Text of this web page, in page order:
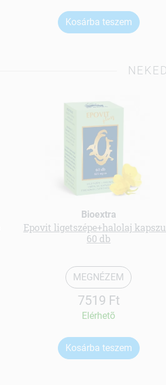
Kosárba teszem
Bioextra
Epovit ligetszépe+halolaj
60 db
MEGNÉZEM
7519 Ft
Elérhetõ
Kosárba teszem